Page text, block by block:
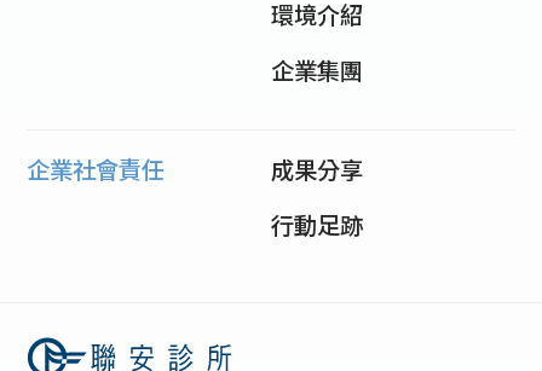
環境介紹
企業集團
企業社會責任
成果分享
行動足跡